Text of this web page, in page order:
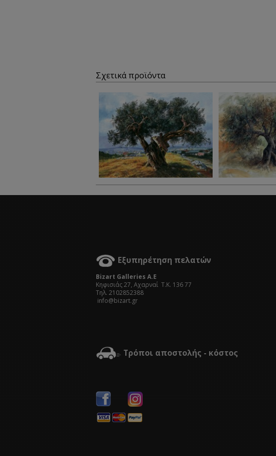
Σχετικά προϊόντα
Εξυπηρέτηση πελατών
Bizart Galleries A.E
Kηφισιάς 27, Αχαρναί Τ.Κ. 136 77
Τηλ. 2102852388
info@bizart.gr
Τρόποι αποστολής - κόστος